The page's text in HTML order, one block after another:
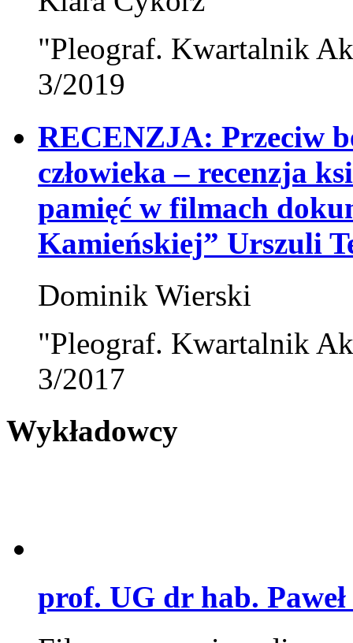
"Pleograf. Kwartalnik
3/2019
RECENZJA: Przeciw
człowieka – recenzja
pamięć w filmach
Kamieńskiej” Urszuli
Dominik Wierski
"Pleograf. Kwartalnik
3/2017
Wykładowcy
prof. UG dr hab.